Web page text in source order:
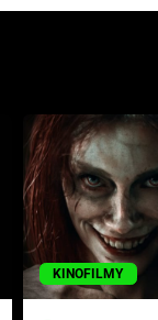
KINOFILMY